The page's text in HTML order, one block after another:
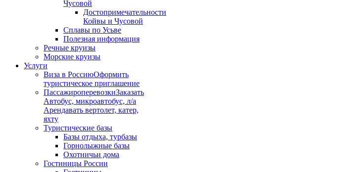
Чусовой
Достопримечательности
Койвы и Чусовой
Сплавы по Усьве
Полезная информация
Речные круизы
Морские круизы
Услуги
Виза в РоссиюОформить
туристическое приглашение
ПассажироперевозкиЗаказать
Автобус, микроавтобус, л/а
Арендавать вертолет, катер,
яхту
Туристические базы
Базы отдыха, турбазы
Горнолыжные базы
Охотничьи дома
Гостиницы России